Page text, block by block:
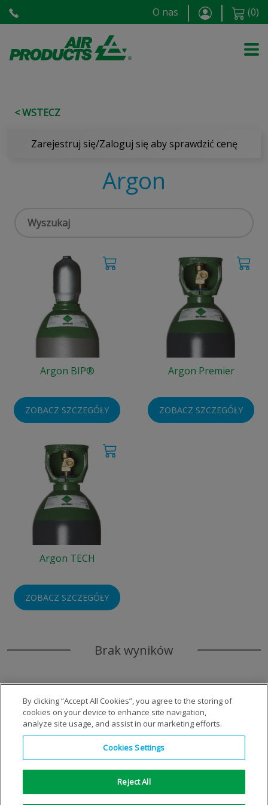
O nas (0)
< WSTECZ
Zarejestruj się/Zaloguj się aby sprawdzić cenę
Argon
Argon BIP®
ZOBACZ SZCZEGÓŁY
Argon Premier
ZOBACZ SZCZEGÓŁY
Argon TECH
ZOBACZ SZCZEGÓŁY
Brak wyników
Copyright © 1996-2026 Air Products Inc. Wszelkie prawa
zastrzeżone.|Informacja prawna|Informacja o
By clicking “Accept All Cookies”, you agree to the storing of
cookies on your device to enhance site navigation,
analyze site usage, and assist in our marketing efforts.
Cookies Settings
Reject All